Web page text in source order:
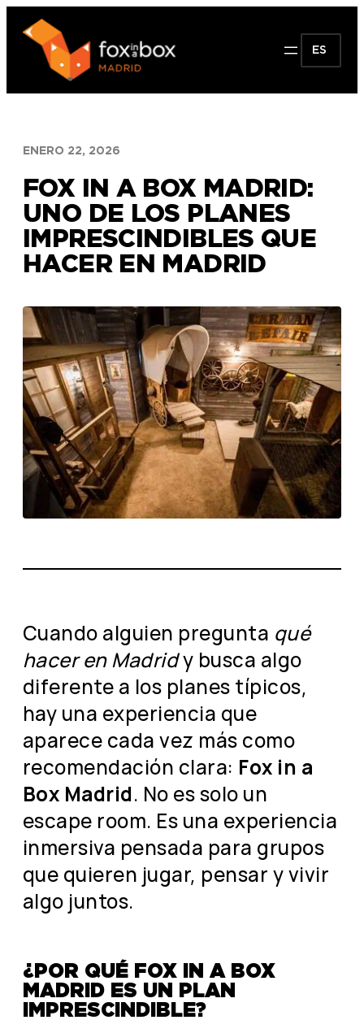
Saltar
contenido
ES
ENERO 22, 2026
FOX IN A BOX MADRID:
UNO DE LOS PLANES
IMPRESCINDIBLES QUE
HACER EN MADRID
Cuando alguien pregunta qué
hacer en Madridy busca algo
diferente a los planes típicos,
hay una experiencia que
aparece cada vez más como
recomendación clara: Fox in a
Box Madrid. No es solo un
escape room. Es una experiencia
inmersiva pensada para grupos
que quieren jugar, pensar y vivir
algo juntos.
¿POR QUÉ FOX IN A BOX
MADRID ES UN PLAN
IMPRESCINDIBLE?